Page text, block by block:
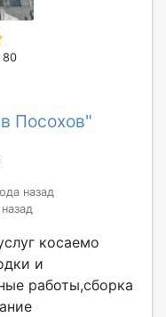
80
Посохов"
назад
косаемо
и
работы,сборка